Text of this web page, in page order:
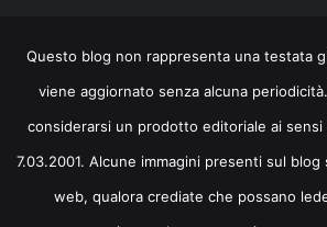
Questo blog non rappresenta una testata
viene aggiornato senza alcuna
considerarsi un prodotto editoriale ai
7.03.2001. Alcune immagini presenti sul
web, qualora crediate che possano